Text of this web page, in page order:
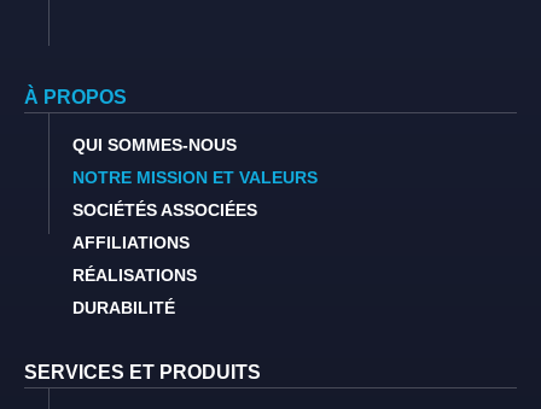
À PROPOS
QUI SOMMES-NOUS
NOTRE MISSION ET VALEURS
SOCIÉTÉS ASSOCIÉES
AFFILIATIONS
RÉALISATIONS
DURABILITÉ
SERVICES ET PRODUITS